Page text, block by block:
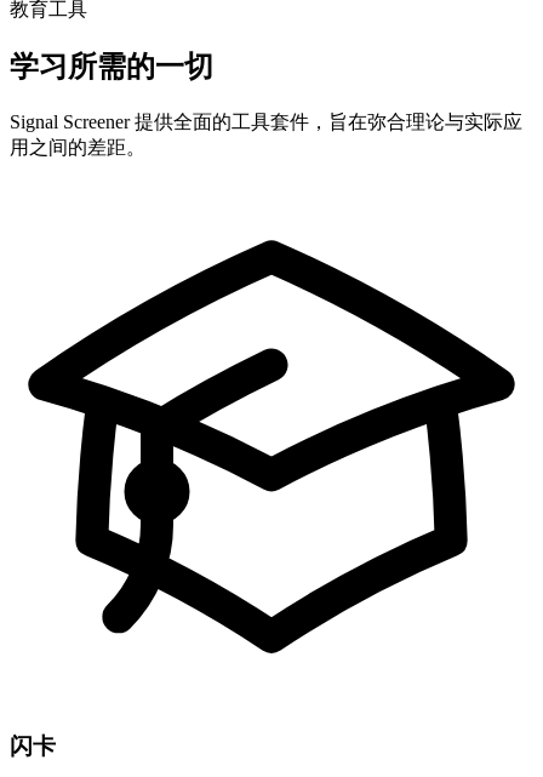
教育工具
学习所需的一切
Signal Screener 提供全面的工具套件，旨在弥合理论与实际应
用之间的差距。
闪卡